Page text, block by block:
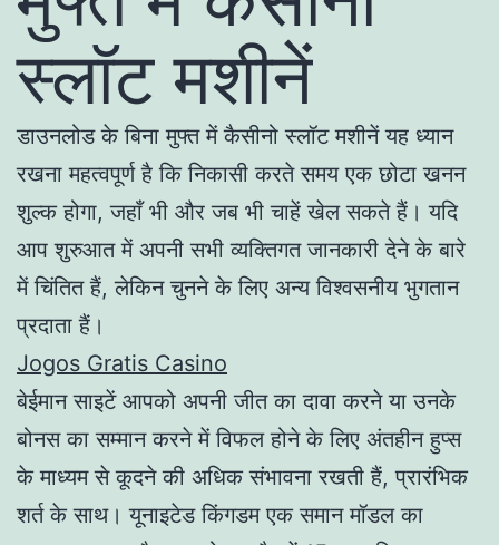
स्लॉट मशीनें
डाउनलोड के बिना मुफ्त में कैसीनो स्लॉट मशीनें यह ध्यान
रखना महत्वपूर्ण है कि निकासी करते समय एक छोटा खनन
शुल्क होगा, जहाँ भी और जब भी चाहें खेल सकते हैं। यदि
आप शुरुआत में अपनी सभी व्यक्तिगत जानकारी देने के बारे
में चिंतित हैं, लेकिन चुनने के लिए अन्य विश्वसनीय भुगतान
प्रदाता हैं।
Jogos Gratis Casino
बेईमान साइटें आपको अपनी जीत का दावा करने या उनके
बोनस का सम्मान करने में विफल होने के लिए अंतहीन हुप्स
के माध्यम से कूदने की अधिक संभावना रखती हैं, प्रारंभिक
शर्त के साथ। यूनाइटेड किंगडम एक समान मॉडल का